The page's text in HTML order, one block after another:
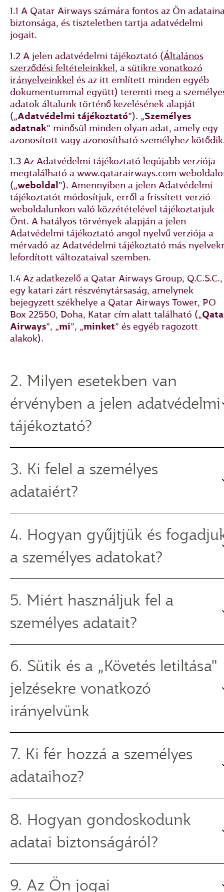
1.1 A Qatar Airways számára fontos az Ön
biztonsága, és tiszteletben tartja adatvédelmi
jogait.
1.2 A jelen adatvédelmi tájékoztató (Általános
szerződési feltételeinkkel, a sütikre vonatkozó
irányelveinkkel és az itt említett minden egyéb
dokumentummal együtt) teremti meg a
adatok általunk történő kezelésének alapját
(„Adatvédelmi tájékoztató”). „Személyes
adatnak” minősül minden olyan adat, amely egy
azonosított vagy azonosítható személyhez
1.3 Az Adatvédelmi tájékoztató legújabb verziója
megtalálható a www.qatarairways.com
(„weboldal”). Amennyiben a jelen Adatvédelmi
tájékoztatót módosítjuk, erről a frissített verzió
weboldalunkon való közzétételével tájékoztatjuk
Önt. A hatályos törvények alapján a jelen
Adatvédelmi tájékoztató angol nyelvű verziója a
mérvadó az Adatvédelmi tájékoztató más
lefordított változataival szemben.
1.4 Az adatkezelő a Qatar Airways Group, Q.C.S.C.,
egy katari zárt részvénytársaság, amelynek
bejegyzett székhelye a Qatar Airways Tower, PO
Box 22550, Doha, Katar cím alatt található („
Airways”, „mi”, „minket” és egyéb ragozott
alakok).
2. Milyen esetekben van
érvényben a jelen adatvédelmi
tájékoztató?
3. Ki felel a személyes
adataiért?
4. Hogyan gyűjtjük és
a személyes adatokat?
5. Miért használjuk fel a
személyes adatait?
6. Sütik és a „Követés letiltása"
jelzésekre vonatkozó
irányelvünk
7. Ki fér hozzá a személyes
adataihoz?
8. Hogyan gondoskodunk
adatai biztonságáról?
9. Az Ön jogai